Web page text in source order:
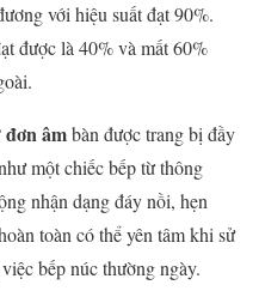
với hiệu suất đạt 90%.
được là 40% và mất 60%
âmbàn được trang bị đầy
một chiếc bếp từ thông
nhận dạng đáy nồi, hẹn
toàn có thể yên tâm khi sử
bếp núc thường ngày.